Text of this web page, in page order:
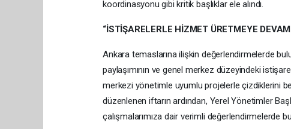
koordinasyonu gibi kritik başlıklar ele alındı.
“İSTİŞARELERLE HİZMET ÜRETMEYE
Ankara temaslarına ilişkin değerlendirmelerde
paylaşımının ve genel merkez düzeyindeki
merkezi yönetimle uyumlu projelerle çizdiklerini
düzenlenen iftarın ardından, Yerel Yönetimler
çalışmalarımıza dair verimli değerlendirmelerde